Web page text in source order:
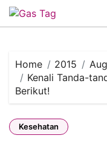
Skip
Home 2015
Kenali Tanda-
Berikut!
Kesehatan